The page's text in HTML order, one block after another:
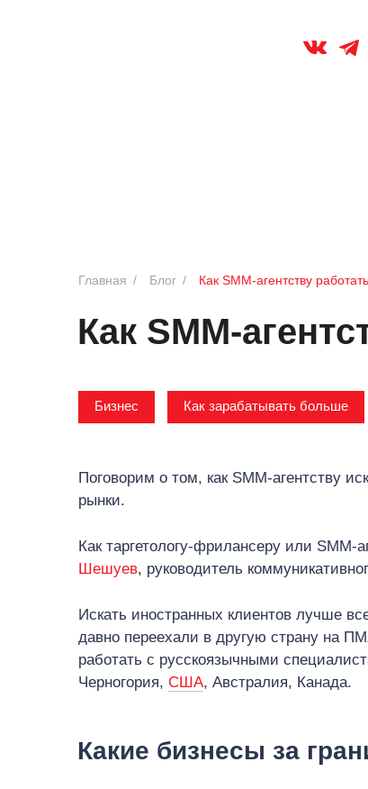
Главная / Блог / Как SMM-агентству
Как SMM-
Бизнес Как зарабатывать больше
Поговорим о том, как SMM-агентству
рынки.
Как таргетологу-фрилансеру или SMM-
Шешуев, руководитель
Искать иностранных клиентов лучше
давно переехали в другую страну на
работать с русскоязычными
Черногория, США, Австралия, Канада.
Какие бизнесы за